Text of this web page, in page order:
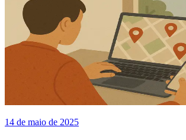
14 de maio de 2025